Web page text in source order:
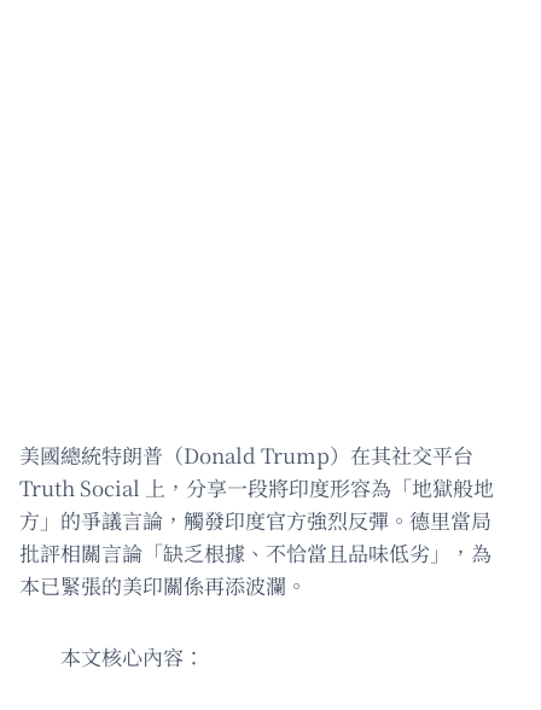
美國總統特朗普（Donald Trump）在其社交平台
Truth Social 上，分享一段將印度形容為「地獄般地
方」的爭議言論，觸發印度官方強烈反彈。德里當局
批評相關言論「缺乏根據、不恰當且品味低劣」，為
本已緊張的美印關係再添波瀾。
本文核心內容：